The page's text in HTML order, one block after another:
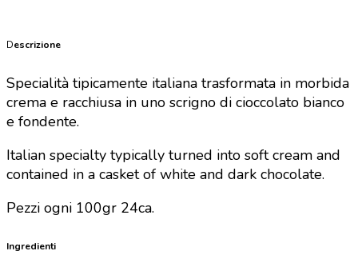
Descrizione
Specialità tipicamente italiana trasformata in morbida
crema e racchiusa in uno scrigno di cioccolato bianco
e fondente.
Italian specialty typically turned into soft cream and
contained in a casket of white and dark chocolate.
Pezzi ogni 100gr 24ca.
Ingredienti